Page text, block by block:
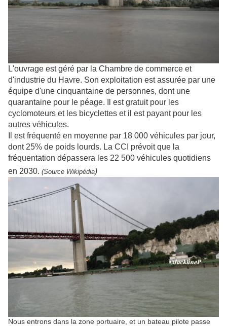
L'ouvrage est géré par la Chambre de commerce et
d'industrie du Havre. Son exploitation est assurée par une
équipe d'une cinquantaine de personnes, dont une
quarantaine pour le péage. Il est gratuit pour les
cyclomoteurs et les bicyclettes et il est payant pour les
autres véhicules.
Il est fréquenté en moyenne par 18 000 véhicules par jour,
dont 25% de poids lourds. La CCI prévoit que la
fréquentation dépassera les 22 500 véhicules quotidiens
en 2030. (Source Wikipédia)
Nous entrons dans la zone portuaire, et un bateau pilote passe